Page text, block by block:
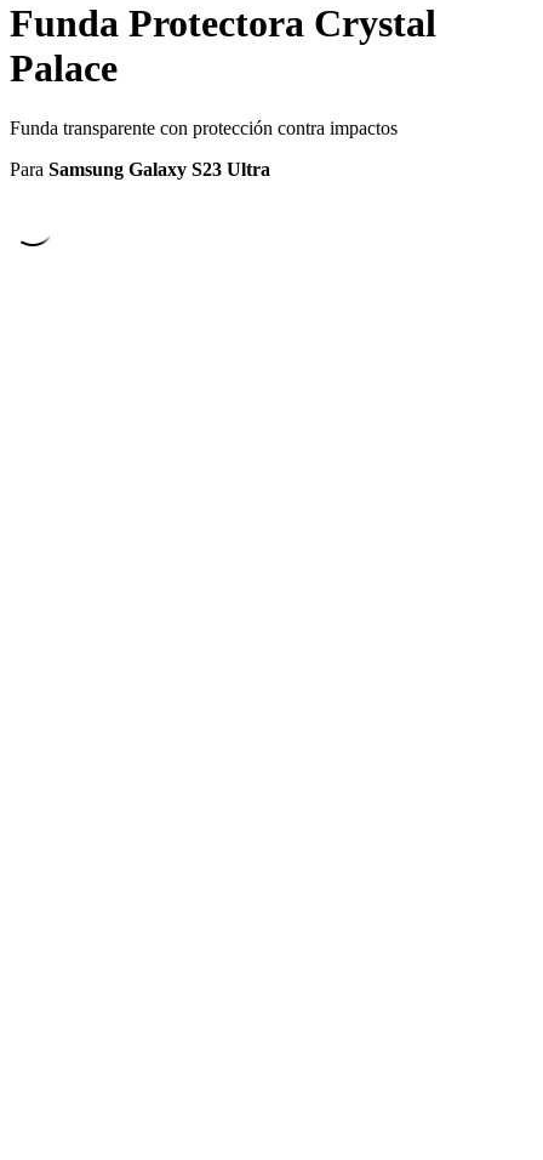
Funda Protectora Crystal
Palace
Funda transparente con protección contra impactos
Para Samsung Galaxy S23 Ultra